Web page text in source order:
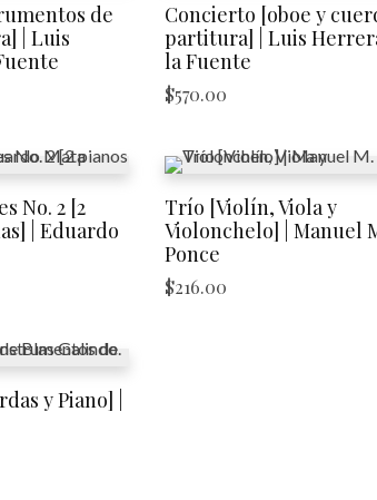
de
| Luis
Concierto [oboe y
partitura] | Luis
la Fuente
$570.00
No. 2 [2
| Eduardo
Trío [Violín, Viola y
Violonchelo] | Manuel
Ponce
$216.00
y Piano] |